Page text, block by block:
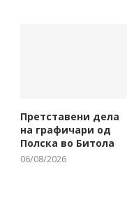
Претставени дела
на графичари од
Полска во Битола
06/08/2026